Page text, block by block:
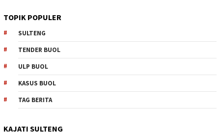
TOPIK POPULER
SULTENG
TENDER BUOL
ULP BUOL
KASUS BUOL
TAG BERITA
KAJATI SULTENG